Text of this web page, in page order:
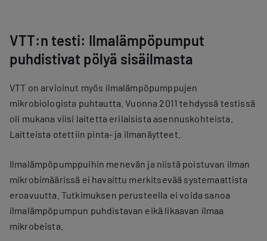
VTT:n testi: Ilmalämpöpumput
puhdistivat pölyä sisäilmasta
VTT on arvioinut myös ilmalämpöpumppujen
mikrobiologista puhtautta. Vuonna 2011 tehdyssä testissä
oli mukana viisi laitetta erilaisista asennuskohteista.
Laitteista otettiin pinta- ja ilmanäytteet.
Ilmalämpöpumppuihin menevän ja niistä poistuvan ilman
mikrobimäärissä ei havaittu merkitsevää systemaattista
eroavuutta. Tutkimuksen perusteella ei voida sanoa
ilmalämpöpumpun puhdistavan eikä likaavan ilmaa
mikrobeista.